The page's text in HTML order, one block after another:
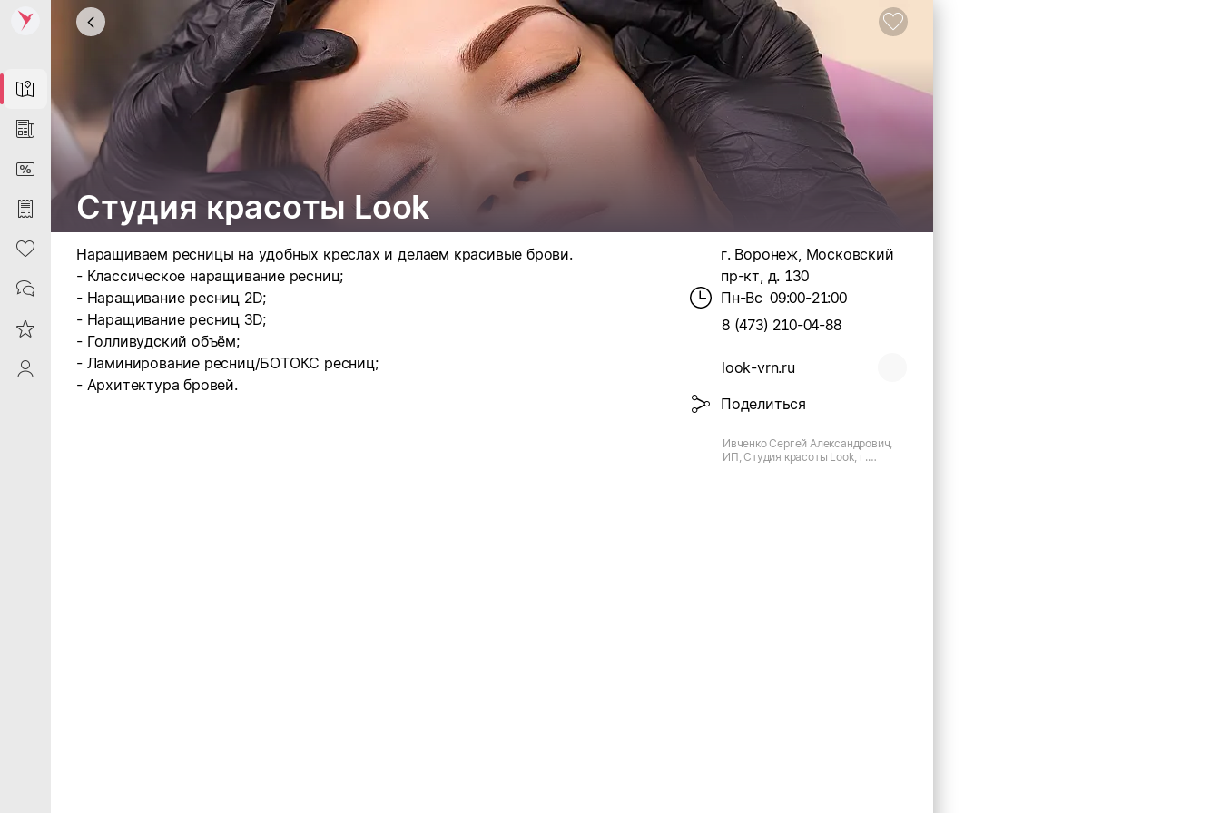
Map
News
DiscountCard
Purchases
Heart
Contacts
Reviews
ProfileSaby
Студия красоты Look
Наращиваем ресницы на удобных креслах и делаем красивые брови.
- Классическое наращивание ресниц;
- Наращивание ресниц 2D;
- Наращивание ресниц 3D;
- Голливудский объём;
- Ламинирование ресниц/БОТОКС ресниц;
- Архитектура бровей.
г. Воронеж, Московский
пр-кт, д. 130
Пн-Вс 09:00-21:00
8 (473) 210-04-88
look-vrn.ru
Поделиться
Ивченко Сергей Александрович,
ИП, Студия красоты Look, г.